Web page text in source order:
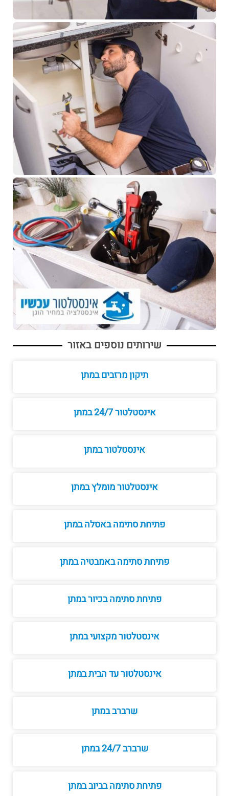
שירותים נוספים באזור
תיקון מרזבים במתן
אינסטלטור 24/7 במתן
אינסטלטור במתן
אינסטלטור מומלץ במתן
פתיחת סתימה באסלה במתן
פתיחת סתימה באמבטיה במתן
פתיחת סתימה בכיור במתן
אינסטלטור מקצועי במתן
אינסטלטור עד הבית במתן
שרברב במתן
שרברב 24/7 במתן
פתיחת סתימה בביוב במתן